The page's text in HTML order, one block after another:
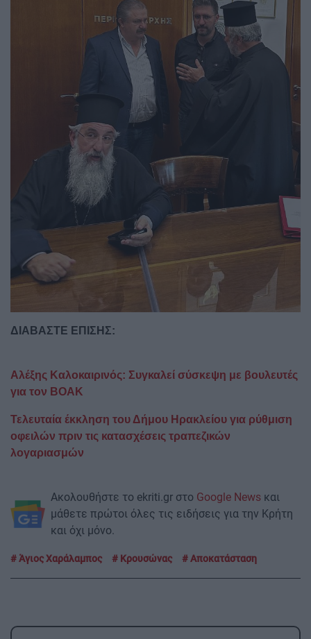
ΔΙΑΒΑΣΤΕ ΕΠΙΣΗΣ:
Αλέξης Καλοκαιρινός: Συγκαλεί σύσκεψη με βουλευτές
για τον ΒΟΑΚ
Τελευταία έκκληση του Δήμου Ηρακλείου για ρύθμιση
οφειλών πριν τις κατασχέσεις τραπεζικών
λογαριασμών
Ακολουθήστε το ekriti.gr στο Google News και
μάθετε πρώτοι όλες τις ειδήσεις για την Κρήτη
και όχι μόνο.
Άγιος Χαράλαμπος Κρουσώνας Αποκατάσταση